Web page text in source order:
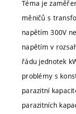
Téma je
měničů s
napětím 300V
napětím v
řádu jednotek
problémy s
parazitní
parazitních